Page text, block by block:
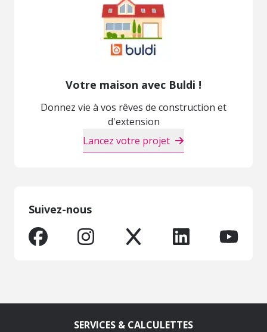
Votre maison avec Buldi !
Donnez vie à vos rêves de construction et
d'extension
Lancez votre projet
Suivez-nous
SERVICES & CALCULETTES